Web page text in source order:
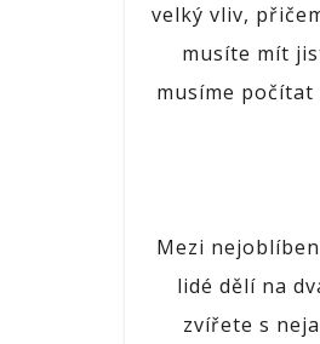
velký vliv,
musíte mít
musíme počítat
Mezi
lidé dělí na
zvířete s